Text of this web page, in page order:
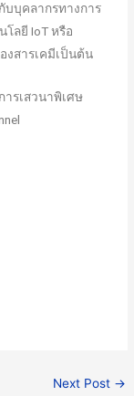
บบุคลากรทางการ
ลยี IoT หรือ
งสารเคมีเป็นต้น
เสวนาพิเศษ
Next Post →